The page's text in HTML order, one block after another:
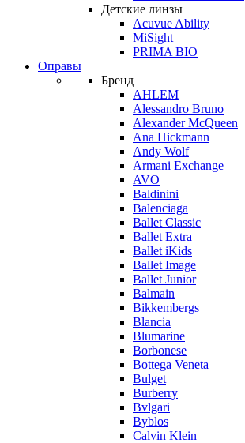
Детские линзы
Acuvue Ability
MiSight
PRIMA BIO
Оправы
Бренд
AHLEM
Alessandro Bruno
Alexander McQueen
Ana Hickmann
Andy Wolf
Armani Exchange
AVO
Baldinini
Balenciaga
Ballet Classic
Ballet Extra
Ballet iKids
Ballet Image
Ballet Junior
Balmain
Bikkembergs
Blancia
Blumarine
Borbonese
Bottega Veneta
Bulget
Burberry
Bvlgari
Byblos
Calvin Klein